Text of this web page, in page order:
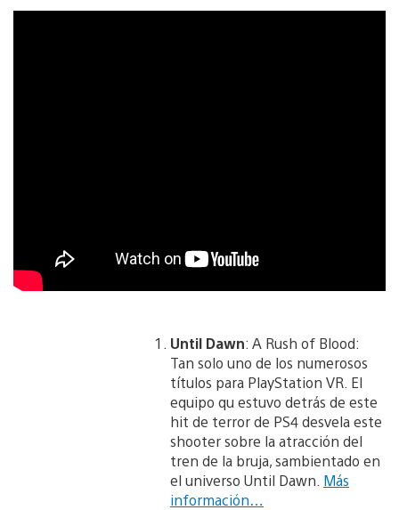
Until Dawn: A Rush of Blood:
Tan solo uno de los numerosos
títulos para PlayStation VR. El
equipo qu estuvo detrás de este
hit de terror de PS4 desvela este
shooter sobre la atracción del
tren de la bruja, sambientado en
el universo Until Dawn. Más
información…